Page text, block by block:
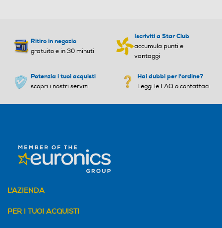
Play Video
WLAN
Ritiro in negozio
gratuito e in 30 minuti
Iscriviti a Star Club
accumula punti e
vantaggi
Potenzia i tuoi acquisti
scopri i nostri servizi
Hai dubbi per l'ordine?
Leggi le FAQ o contattaci
L'AZIENDA
PER I TUOI ACQUISTI